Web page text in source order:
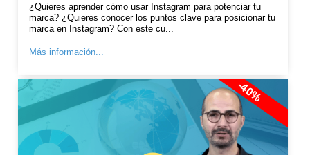
¿Quieres aprender cómo usar Instagram para potenciar tu
marca? ¿Quieres conocer los puntos clave para posicionar tu
marca en Instagram? Con este cu...
Más información...
-40%